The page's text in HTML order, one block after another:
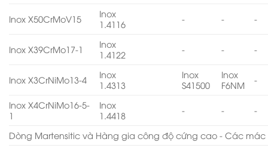
Inox X50CrMoV15
Inox
1.4116
- - -
Inox X39CrMo17-1
Inox
1.4122
- - -
Inox X3CrNiMo13-4
Inox
1.4313
Inox
S41500
Inox
F6NM
-
Inox X4CrNiMo16-5-
1
Inox
1.4418
- - -
Dòng Martensitic và Hàng gia công độ cứng cao - Các